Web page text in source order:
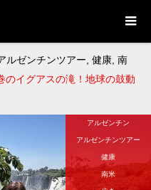
ルゼンチンツアー 健康 南
のイグアスの滝！地球の鼓動
アルゼンチン
アルゼンチンツアー
健康
南米